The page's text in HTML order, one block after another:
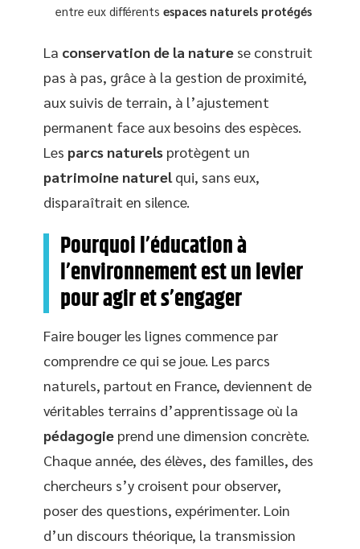
entre eux différents espaces naturels protégés
La conservation de la nature se construit
pas à pas, grâce à la gestion de proximité,
aux suivis de terrain, à l’ajustement
permanent face aux besoins des espèces.
Les parcs naturels protègent un
patrimoine naturelqui, sans eux,
disparaîtrait en silence.
Pourquoi l’éducation à
l’environnement est un levier
pour agir et s’engager
Faire bouger les lignes commence par
comprendre ce qui se joue. Les parcs
naturels, partout en France, deviennent de
véritables terrains d’apprentissage où la
pédagogie prend une dimension concrète.
Chaque année, des élèves, des familles, des
chercheurs s’y croisent pour observer,
poser des questions, expérimenter. Loin
d’un discours théorique, la transmission